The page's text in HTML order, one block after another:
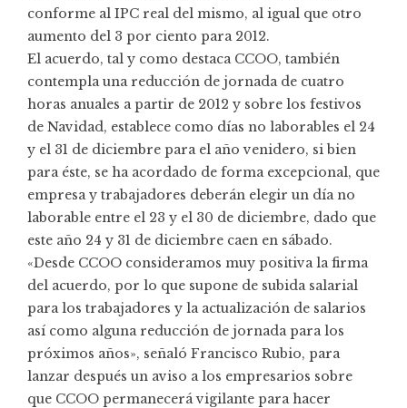
conforme al IPC real del mismo, al igual que otro
aumento del 3 por ciento para 2012.
El acuerdo, tal y como destaca CCOO, también
contempla una reducción de jornada de cuatro
horas anuales a partir de 2012 y sobre los festivos
de Navidad, establece como días no laborables el 24
y el 31 de diciembre para el año venidero, si bien
para éste, se ha acordado de forma excepcional, que
empresa y trabajadores deberán elegir un día no
laborable entre el 23 y el 30 de diciembre, dado que
este año 24 y 31 de diciembre caen en sábado.
«Desde CCOO consideramos muy positiva la firma
del acuerdo, por lo que supone de subida salarial
para los trabajadores y la actualización de salarios
así como alguna reducción de jornada para los
próximos años», señaló Francisco Rubio, para
lanzar después un aviso a los empresarios sobre
que CCOO permanecerá vigilante para hacer